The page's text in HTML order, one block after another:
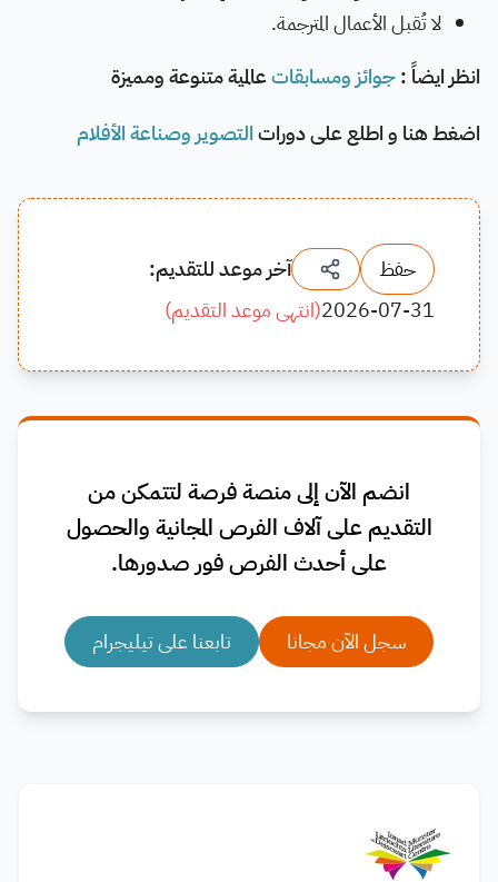
لا تُقبل الأعمال المترجمة.
انظر ايضاً :جوائز ومسابقاتعالمية متنوعة ومميزة
اضغط هنا و اطلع على دوراتالتصوير وصناعة الأفلام
حفظ
آخر موعد للتقديم:
2026-07-31
(انتهى موعد التقديم)
انضم الآن إلى منصة فرصة لتتمكن من
التقديم على آلاف الفرص المجانية والحصول
على أحدث الفرص فور صدورها.
سجل الآن مجانا تابعنا على تيليجرام